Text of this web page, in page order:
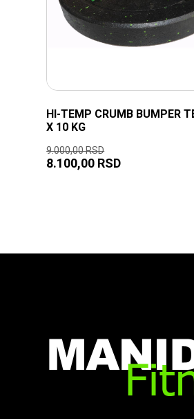
HI-TEMP CRUMB BUMPER
X 10 KG
9.000,00RSD
8.100,00 RSD